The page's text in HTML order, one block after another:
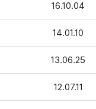
16.10.04
14.01.10
13.06.25
12.07.11